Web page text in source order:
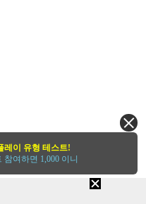
레이 유형 테스트!
참여하면 1,000 이니